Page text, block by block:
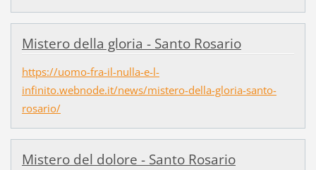
Mistero della gloria - Santo Rosario
https://uomo-fra-il-nulla-e-l-
infinito.webnode.it/news/mistero-della-gloria-santo-
rosario/
Mistero del dolore - Santo Rosario